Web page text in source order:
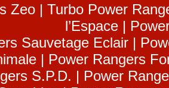
Zeo | Turbo Power
l’Espace |
Sauvetage Eclair |
| Power Rangers
S.P.D. | Power